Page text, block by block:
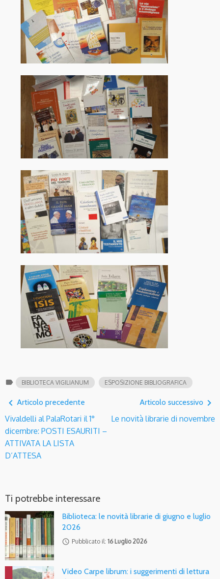
label BIBLIOTECA VIGILIANUM ESPOSIZIONE BIBLIOGRAFICA
navigate_before Articolo precedente
Vivaldelli al PalaRotari il 1°
dicembre: POSTI ESAURITI –
ATTIVATA LA LISTA
D’ATTESA
Articolo successivo navigate_next
Le novità librarie di novembre
Ti potrebbe interessare
Biblioteca: le novità librarie di giugno e luglio
2026
access_time Pubblicato il: 16 Luglio 2026
Video Carpe librum: i suggerimenti di lettura